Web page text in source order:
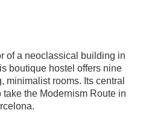
of a neoclassical building in
boutique hostel offers nine
minimalist rooms. Its central
take the Modernism Route in